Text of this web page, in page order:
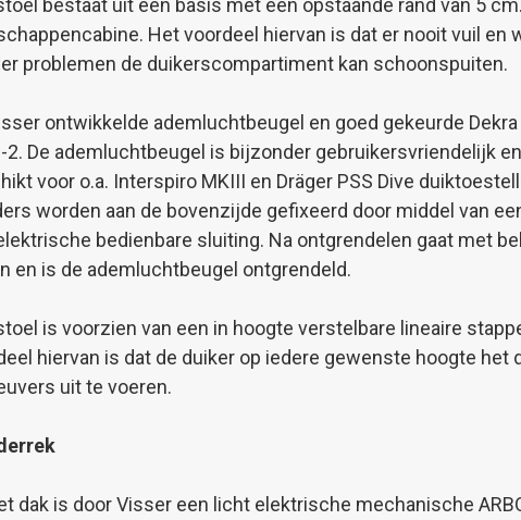
Het voordeel hiervan is dat er nooit vuil
problemen de duikerscompartiment kan schoonspuiten.
ontwikkelde ademluchtbeugel en goed gekeurde
2. De ademluchtbeugel is bijzonder gebruikersvriendelijk
voor o.a. Interspiro MKIII en Dräger PSS Dive
worden aan de bovenzijde gefixeerd door middel van
bedienbare sluiting. Na ontgrendelen gaat met
en is de ademluchtbeugel ontgrendeld.
is voorzien van een in hoogte verstelbare lineaire
hiervan is dat de duiker op iedere gewenste hoogte
uit te voeren.
dak is door Visser een licht elektrische mechanische